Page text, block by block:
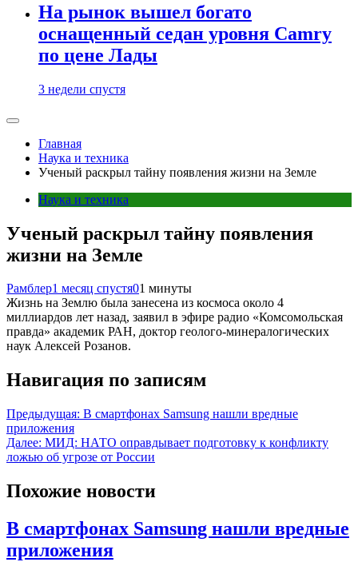
На рынок вышел богато
оснащенный седан уровня Camry
по цене Лады
3 недели спустя
Главная
Наука и техника
Ученый раскрыл тайну появления жизни на Земле
Наука и техника
Ученый раскрыл тайну появления
жизни на Земле
Рамблер1 месяц спустя01 минуты
Жизнь на Землю была занесена из космоса около 4
миллиардов лет назад, заявил в эфире радио «Комсомольская
правда» академик РАН, доктор геолого-минералогических
наук Алексей Розанов.
Навигация по записям
Предыдущая: В смартфонах Samsung нашли вредные
приложения
Далее: МИД: НАТО оправдывает подготовку к конфликту
ложью об угрозе от России
Похожие новости
В смартфонах Samsung нашли вредные
приложения